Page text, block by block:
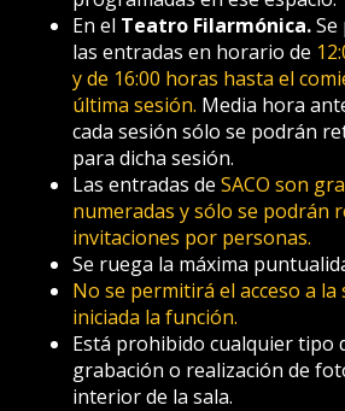
En el Teatro Filarmónica.
las entradas en horario de
y de 16:00 horas hasta el
última sesión. Media hora
cada sesión sólo se podrán
para dicha sesión.
Las entradas de SACO son
numeradas y sólo se podrán
invitaciones por personas.
Se ruega la máxima
No se permitirá el acceso a la
iniciada la función.
Está prohibido cualquier tipo
grabación o realización de
interior de la sala.